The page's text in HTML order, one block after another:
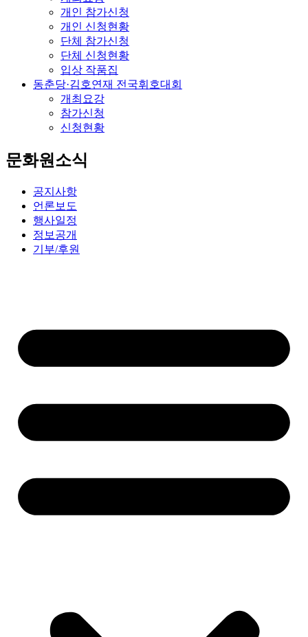
개인 참가신청
개인 신청현황
단체 참가신청
단체 신청현황
입상 작품집
동춘당·김호연재 전국휘호대회
개최요강
참가신청
신청현황
문화원소식
공지사항
언론보도
행사일정
정보공개
기부/후원